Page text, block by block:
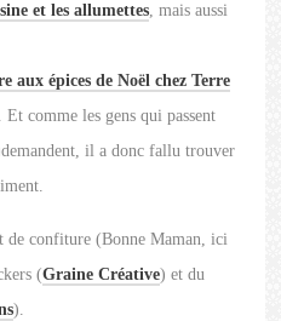
et les allumettes, mais aussi
aux épices de Noël chez Terre
comme les gens qui passent
il a donc fallu trouver
de confiture (Bonne Maman, ici
(Graine Créative) et du
).